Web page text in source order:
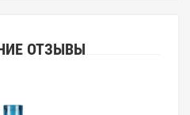
ОТЗЫВЫ